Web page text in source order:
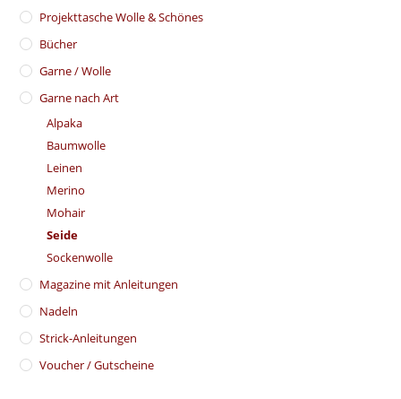
​Projekttasche Wolle & Schönes
Bücher
Garne / Wolle
Garne nach Art
Alpaka
Baumwolle
Leinen
Merino
Mohair
Seide
Sockenwolle
Magazine mit Anleitungen
Nadeln
Strick-Anleitungen
Voucher / Gutscheine